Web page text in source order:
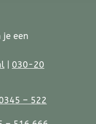
je een
030-20
– 522